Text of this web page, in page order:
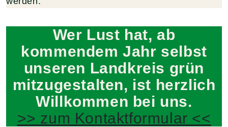
Wer Lust hat, ab
kommendem Jahr selbst
unseren Landkreis grün
mitzugestalten, ist herzlich
Willkommen bei uns.
>> zum Kontaktformular <<